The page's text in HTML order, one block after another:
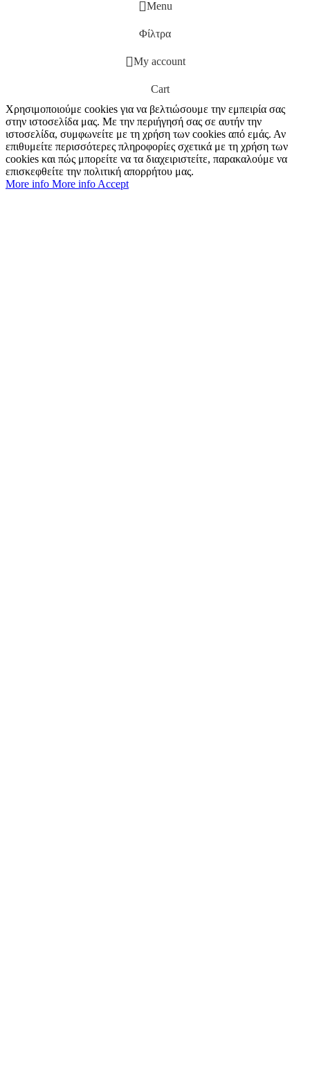
Menu
Φίλτρα
My account
Cart
Χρησιμοποιούμε cookies για να βελτιώσουμε την εμπειρία σας
στην ιστοσελίδα μας. Με την περιήγησή σας σε αυτήν την
ιστοσελίδα, συμφωνείτε με τη χρήση των cookies από εμάς. Αν
επιθυμείτε περισσότερες πληροφορίες σχετικά με τη χρήση των
cookies και πώς μπορείτε να τα διαχειριστείτε, παρακαλούμε να
επισκεφθείτε την πολιτική απορρήτου μας.
More info More info Accept